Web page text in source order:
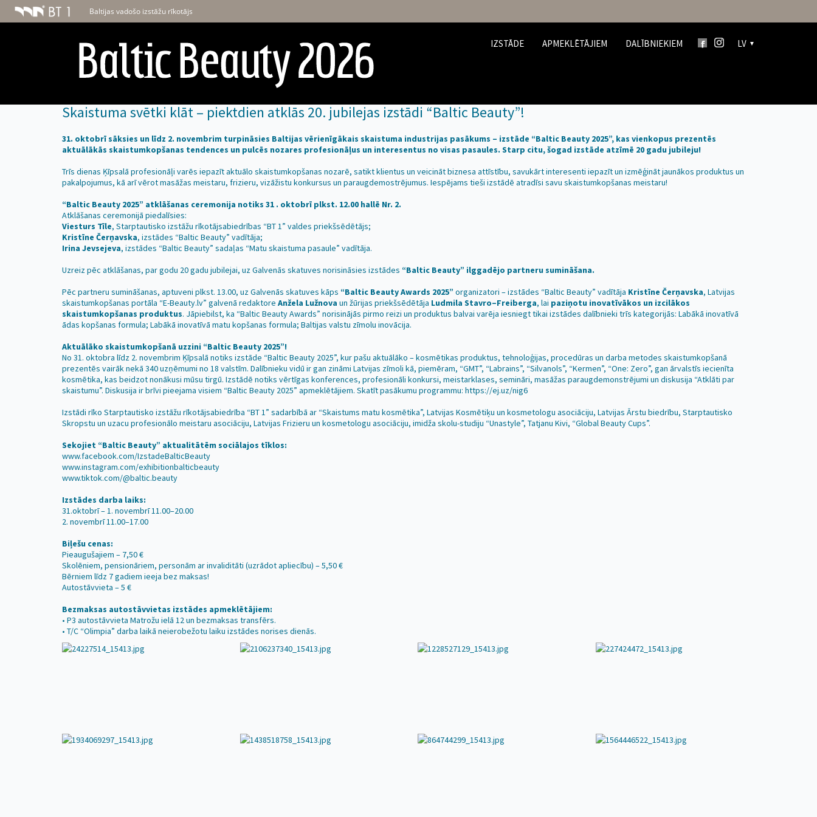
Baltijas vadošo izstāžu rīkotājs
IZSTĀDE APMEKLĒTĀJIEM DALĪBNIEKIEM LV
Skaistuma svētki klāt – piektdien atklās 20. jubilejas izstādi “Baltic Beauty”!
31. oktobrī sāksies un līdz 2. novembrim turpināsies Baltijas vērienīgākais skaistuma industrijas pasākums – izstāde “Baltic Beauty 2025”, kas vienkopus prezentēs
aktuālākās skaistumkopšanas tendences un pulcēs nozares profesionāļus un interesentus no visas pasaules. Starp citu, šogad izstāde atzīmē 20 gadu jubileju!
Trīs dienas Ķīpsalā profesionāļi varēs iepazīt aktuālo skaistumkopšanas nozarē, satikt klientus un veicināt biznesa attīstību, savukārt interesenti iepazīt un izmēģināt jaunākos produktus un
pakalpojumus, kā arī vērot masāžas meistaru, frizieru, vizāžistu konkursus un paraugdemostrējumus. Iespējams tieši izstādē atradīsi savu skaistumkopšanas meistaru!
“Baltic Beauty 2025” atklāšanas ceremonija notiks 31 . oktobrī plkst. 12.00 hallē Nr. 2.
Atklāšanas ceremonijā piedalīsies:
Viesturs Tīle, Starptautisko izstāžu rīkotājsabiedrības “BT 1” valdes priekšsēdētājs;
Kristīne Čerņavska, izstādes “Baltic Beauty” vadītāja;
Irina Jevsejeva, izstādes “Baltic Beauty” sadaļas “Matu skaistuma pasaule” vadītāja.
Uzreiz pēc atklāšanas, par godu 20 gadu jubilejai, uz Galvenās skatuves norisināsies izstādes “Baltic Beauty” ilggadējo partneru sumināšana.
Pēc partneru sumināšanas, aptuveni plkst. 13.00, uz Galvenās skatuves kāps “Baltic Beauty Awards 2025” organizatori – izstādes “Baltic Beauty” vadītāja Kristīne Čerņavska, Latvijas
skaistumkopšanas portāla “E-Beauty.lv” galvenā redaktore Anžela Lužnova un žūrijas priekšsēdētāja Ludmila Stavro–Freiberga, lai paziņotu inovatīvākos un izcilākos
skaistumkopšanas produktus. Jāpiebilst, ka “Baltic Beauty Awards” norisinājās pirmo reizi un produktus balvai varēja iesniegt tikai izstādes dalībnieki trīs kategorijās: Labākā inovatīvā
ādas kopšanas formula; Labākā inovatīvā matu kopšanas formula; Baltijas valstu zīmolu inovācija.
Aktuālāko skaistumkopšanā uzzini “Baltic Beauty 2025”!
No 31. oktobra līdz 2. novembrim Ķīpsalā notiks izstāde “Baltic Beauty 2025”, kur pašu aktuālāko – kosmētikas produktus, tehnoloģijas, procedūras un darba metodes skaistumkopšanā
prezentēs vairāk nekā 340 uzņēmumi no 18 valstīm. Dalībnieku vidū ir gan zināmi Latvijas zīmoli kā, piemēram, “GMT”, “Labrains”, “Silvanols”, “Kermen”, “One: Zero”, gan ārvalstīs iecienīta
kosmētika, kas beidzot nonākusi mūsu tirgū. Izstādē notiks vērtīgas konferences, profesionāli konkursi, meistarklases, semināri, masāžas paraugdemonstrējumi un diskusija “Atklāti par
skaistumu”. Diskusija ir brīvi pieejama visiem “Baltic Beauty 2025” apmeklētājiem. Skatīt pasākumu programmu: https://ej.uz/nig6
Izstādi rīko Starptautisko izstāžu rīkotājsabiedrība “BT 1” sadarbībā ar “Skaistums matu kosmētika”, Latvijas Kosmētiķu un kosmetologu asociāciju, Latvijas Ārstu biedrību, Starptautisko
Skropstu un uzacu profesionālo meistaru asociāciju, Latvijas Frizieru un kosmetologu asociāciju, imidža skolu-studiju “Unastyle”, Tatjanu Kivi, “Global Beauty Cups”.
Sekojiet “Baltic Beauty” aktualitātēm sociālajos tīklos:
www.facebook.com/IzstadeBalticBeauty
www.instagram.com/exhibitionbalticbeauty
www.tiktok.com/@baltic.beauty
Izstādes darba laiks:
31.oktobrī – 1. novembrī 11.00–20.00
2. novembrī 11.00–17.00
Biļešu cenas:
Pieaugušajiem – 7,50 €
Skolēniem, pensionāriem, personām ar invaliditāti (uzrādot apliecību) – 5,50 €
Bērniem līdz 7 gadiem ieeja bez maksas!
Autostāvvieta – 5 €
Bezmaksas autostāvvietas izstādes apmeklētājiem:
• P3 autostāvvieta Matrožu ielā 12 un bezmaksas transfērs.
• T/C “Olimpia” darba laikā neierobežotu laiku izstādes norises dienās.